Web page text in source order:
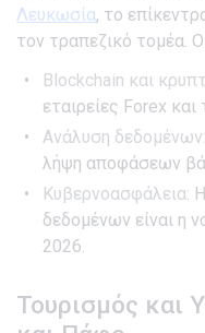
Λευκωσία, το
τον τραπεζικό τομέα.
Blockchain και
εταιρείες Forex
Ανάλυση δεδομένων:
λήψη αποφάσεων
Κυβερνοασφάλεια:
δεδομένων είναι η
2026.
Τουρισμός και